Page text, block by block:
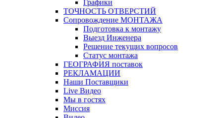
Графики
ТОЧНОСТЬ ОТВЕРСТИЙ
Сопровождение МОНТАЖА
Подготовка к монтажу
Выезд Инженера
Решение текущих вопросов
Статус монтажа
ГЕОГРАФИЯ поставок
РЕКЛАМАЦИИ
Наши Поставщики
Live Видео
Мы в гостях
Миссия